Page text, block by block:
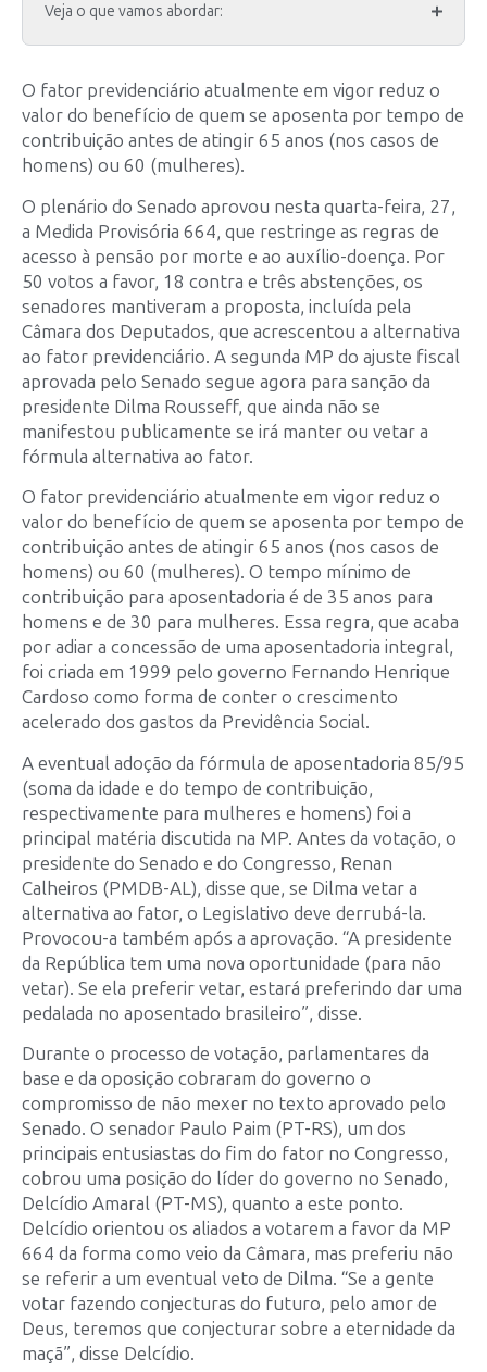
Veja o que vamos abordar:
O fator previdenciário atualmente em vigor reduz o
valor do benefício de quem se aposenta por tempo de
contribuição antes de atingir 65 anos (nos casos de
homens) ou 60 (mulheres).
O plenário do Senado aprovou nesta quarta-feira, 27,
a Medida Provisória 664, que restringe as regras de
acesso à pensão por morte e ao auxílio-doença. Por
50 votos a favor, 18 contra e três abstenções, os
senadores mantiveram a proposta, incluída pela
Câmara dos Deputados, que acrescentou a alternativa
ao fator previdenciário. A segunda MP do ajuste fiscal
aprovada pelo Senado segue agora para sanção da
presidente Dilma Rousseff, que ainda não se
manifestou publicamente se irá manter ou vetar a
fórmula alternativa ao fator.
O fator previdenciário atualmente em vigor reduz o
valor do benefício de quem se aposenta por tempo de
contribuição antes de atingir 65 anos (nos casos de
homens) ou 60 (mulheres). O tempo mínimo de
contribuição para aposentadoria é de 35 anos para
homens e de 30 para mulheres. Essa regra, que acaba
por adiar a concessão de uma aposentadoria integral,
foi criada em 1999 pelo governo Fernando Henrique
Cardoso como forma de conter o crescimento
acelerado dos gastos da Previdência Social.
A eventual adoção da fórmula de aposentadoria 85/95
(soma da idade e do tempo de contribuição,
respectivamente para mulheres e homens) foi a
principal matéria discutida na MP. Antes da votação, o
presidente do Senado e do Congresso, Renan
Calheiros (PMDB-AL), disse que, se Dilma vetar a
alternativa ao fator, o Legislativo deve derrubá-la.
Provocou-a também após a aprovação. “A presidente
da República tem uma nova oportunidade (para não
vetar). Se ela preferir vetar, estará preferindo dar uma
pedalada no aposentado brasileiro”, disse.
Durante o processo de votação, parlamentares da
base e da oposição cobraram do governo o
compromisso de não mexer no texto aprovado pelo
Senado. O senador Paulo Paim (PT-RS), um dos
principais entusiastas do fim do fator no Congresso,
cobrou uma posição do líder do governo no Senado,
Delcídio Amaral (PT-MS), quanto a este ponto.
Delcídio orientou os aliados a votarem a favor da MP
664 da forma como veio da Câmara, mas preferiu não
se referir a um eventual veto de Dilma. “Se a gente
votar fazendo conjecturas do futuro, pelo amor de
Deus, teremos que conjecturar sobre a eternidade da
maçã”, disse Delcídio.